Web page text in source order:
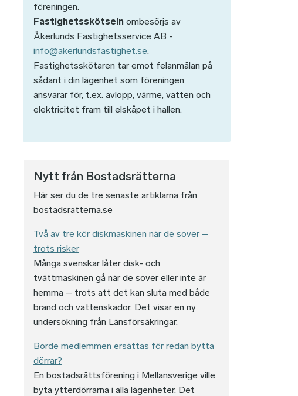
föreningen.
Fastighetsskötseln ombesörjs av
Åkerlunds Fastighetsservice AB -
info@akerlundsfastighet.se.
Fastighetsskötaren tar emot felanmälan på
sådant i din lägenhet som föreningen
ansvarar för, t.ex. avlopp, värme, vatten och
elektricitet fram till elskåpet i hallen.
Nytt från Bostadsrätterna
Här ser du de tre senaste artiklarna från
bostadsratterna.se
Två av tre kör diskmaskinen när de sover –
trots risker
Många svenskar låter disk- och
tvättmaskinen gå när de sover eller inte är
hemma – trots att det kan sluta med både
brand och vattenskador. Det visar en ny
undersökning från Länsförsäkringar.
Borde medlemmen ersättas för redan bytta
dörrar?
En bostadsrättsförening i Mellansverige ville
byta ytterdörrarna i alla lägenheter. Det